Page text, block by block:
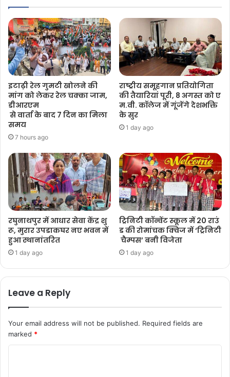
इटाढ़ी रेल गुमटी खोलने की
मांग को लेकर रेल चक्का जाम,
डीआरएम
से वार्ता के बाद 7 दिन का मिला
समय
7 hours ago
राष्ट्रीय समूहगान प्रतियोगिता
की तैयारियां पूरी, 8 अगस्त को ए
म.वी. कॉलेज में गूंजेंगे देशभक्ति
के सुर
1 day ago
रघुनाथपुर में आधार सेवा केंद्र शु
रू, मुरार उपडाकघर नए भवन में
हुआ स्थानांतरित
1 day ago
ट्रिनिटी कॉन्वेंट स्कूल में 20 राउं
ड की रोमांचक क्विज में ‘ट्रिनिटी
चैम्पस’ बनी विजेता
1 day ago
Leave a Reply
Your email address will not be published. Required fields are
marked *